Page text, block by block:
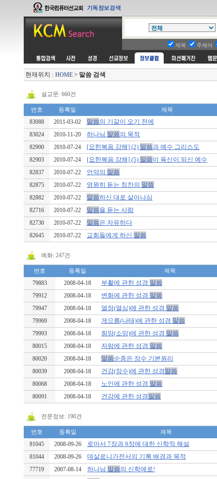
제목 주제어
현재위치 : HOME > 말씀 검색
설교문: 660건
번호 등록일
제목
83088
2011-03-02 말씀의 기갈이 오기 전에
83024 2010-11-20 하나님 말씀의 목적
82900 2010-07-24 [요한복음 강해] (2) 말씀과 예수 그리스도
82903 2010-07-24 [요한복음 강해] (5) 말씀이 육신이 되신 예수
82837 2010-07-22 언약의 말씀
82875 2010-07-22 영원히 듣는 칭찬의 말씀
82882 2010-07-22 말씀하신 대로 살아나심
82716 2010-07-22 말씀을 듣는 사람
82730 2010-07-22 말씀은 자유하다
82645 2010-07-22 교회들에게 하신 말씀
예화: 247건
번호 등록일
제목
79883
2008-04-18 부활에 관한 성경 말씀
79912 2008-04-18 변화에 관한 성경 말씀
79947 2008-04-18 열정(열심)에 관한 성경 말씀
79969 2008-04-18 게으름(나태)에 관한 성경 말씀
79993 2008-04-18 희망(소망)에 관한 성경 말씀
80015 2008-04-18 자랑에 관한 성경 말씀
80020 2008-04-18 말씀순종은 장수 기본원리
80039 2008-04-18 건강(장수)에 관한 성경 말씀
80068 2008-04-18 노인에 관한 성경 말씀
80091 2008-04-18 건강에 관한 성경 말씀
전문정보: 190건
번호 등록일
제목
81045
2008-09-26 로마서 7장과 9장에 대한 신학적 해설
81044 2008-09-26 데살로니가전서의 기록 배경과 목적
77719 2007-08-14 하나님 말씀의 신학에로!